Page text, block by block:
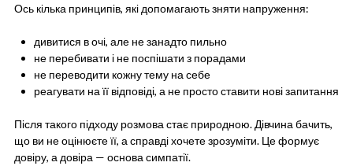
Ось кілька принципів, які допомагають зняти напруження:
дивитися в очі, але не занадто пильно
не перебивати і не поспішати з порадами
не переводити кожну тему на себе
реагувати на її відповіді, а не просто ставити нові запитання
Після такого підходу розмова стає природною. Дівчина бачить,
що ви не оцінюєте її, а справді хочете зрозуміти. Це формує
довіру, а довіра — основа симпатії.